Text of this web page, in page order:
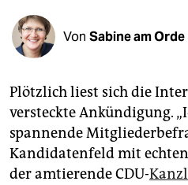
fragen & hilfe
abo
genossenschaft
epaper login
Von Sabine am Orde
Plötzlich liest sich die
versteckte Ankündigung.
spannende
Kandidatenfeld mit
der amtierende CDU-